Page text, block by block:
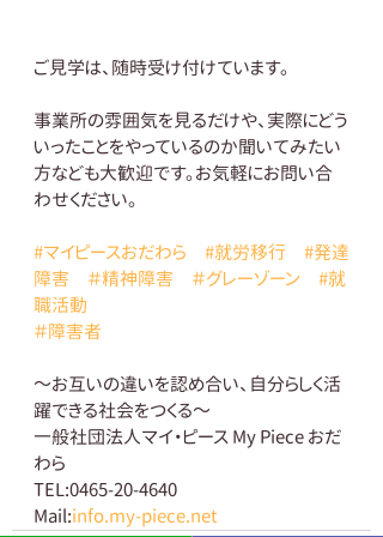
ご見学は、随時受け付けています。
事業所の雰囲気を見るだけや、実際にどう
いったことをやっているのか聞いてみたい
方なども大歓迎です。お気軽にお問い合
わせください。
#マイピースおだわら #就労移行
#発達
障害
＃精神障害 ＃グレーゾーン
#就
職活動
＃障害者
～お互いの違いを認め合い、自分らしく活
躍できる社会をつくる～
一般社団法人マイ・ピース My Piece おだ
わら
TEL:0465-20-4640
Mail:info.my-piece.net